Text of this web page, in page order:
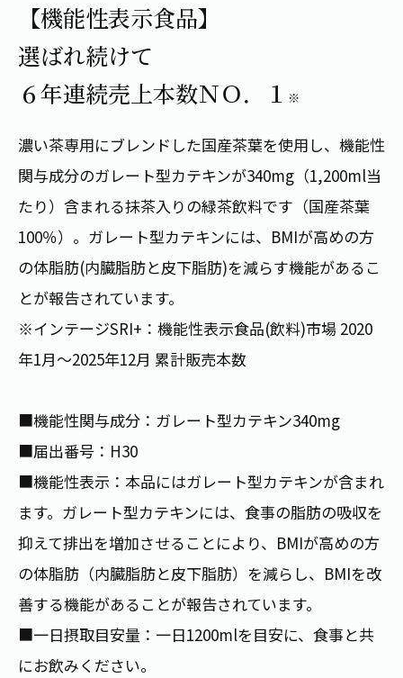
カテゴリーから探す
キーワードから探す
安全・安心への取組み
製品の原料産地
お茶百科
茶殻リサイクルシステム
ウェルネスフォーラム
お茶の妖精
食育・イベント
新俳句大賞
Green Tea for Good
未来の桜プロジェクト
伊藤園レディス
茶寮伊藤園
店舗検索
通信販売トップ
Inner CHARM
Crazy Jasmine
企業情報 GLOBAL
【機能性表示食品】
選ばれ続けて
６年連続売上本数ＮＯ．１ ※
濃い茶専用にブレンドした国産茶葉を使用し、機能性
関与成分のガレート型カテキンが340mg（1,200ml当
たり）含まれる抹茶入りの緑茶飲料です（国産茶葉
100％）。ガレート型カテキンには、BMIが高めの方
の体脂肪(内臓脂肪と皮下脂肪)を減らす機能があるこ
とが報告されています。
※インテージSRI+：機能性表示食品(飲料)市場 2020
年1月～2025年12月 累計販売本数
■機能性関与成分：ガレート型カテキン340mg
■届出番号：H30
■機能性表示：本品にはガレート型カテキンが含まれ
ます。ガレート型カテキンには、食事の脂肪の吸収を
抑えて排出を増加させることにより、BMIが高めの方
の体脂肪（内臓脂肪と皮下脂肪）を減らし、BMIを改
善する機能があることが報告されています。
■一日摂取目安量：一日1200mlを目安に、食事と共
にお飲みください。